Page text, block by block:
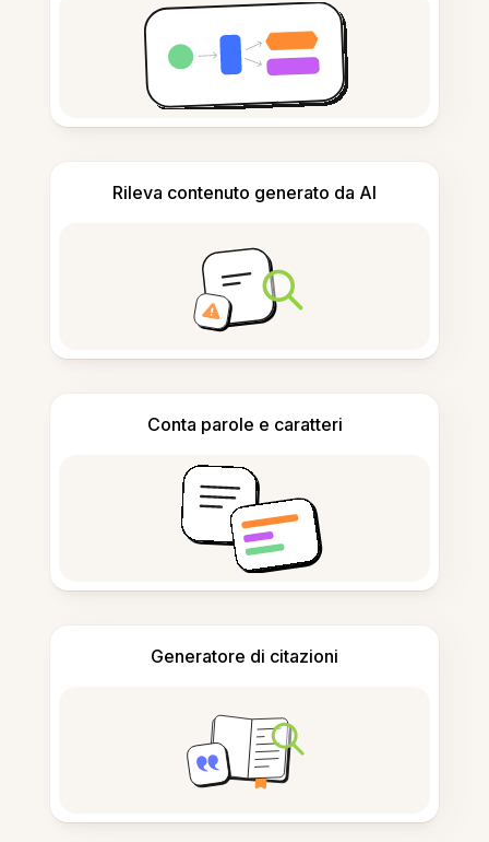
Rileva contenuto generato da AI
Conta parole e caratteri
Generatore di citazioni